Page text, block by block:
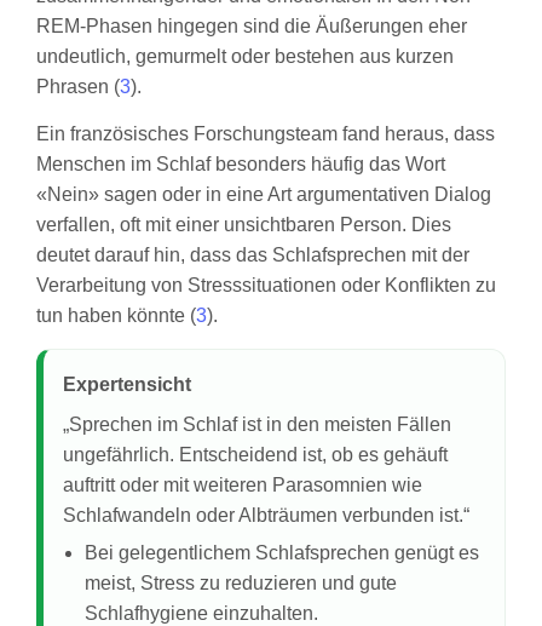
REM-Phasen hingegen sind die Äußerungen eher
undeutlich, gemurmelt oder bestehen aus kurzen
Phrasen (3).
Ein französisches Forschungsteam fand heraus, dass
Menschen im Schlaf besonders häufig das Wort
«Nein» sagen oder in eine Art argumentativen Dialog
verfallen, oft mit einer unsichtbaren Person. Dies
deutet darauf hin, dass das Schlafsprechen mit der
Verarbeitung von Stresssituationen oder Konflikten zu
tun haben könnte (3).
Expertensicht
„Sprechen im Schlaf ist in den meisten Fällen
ungefährlich. Entscheidend ist, ob es gehäuft
auftritt oder mit weiteren Parasomnien wie
Schlafwandeln oder Albträumen verbunden ist.“
Bei gelegentlichem Schlafsprechen genügt es
meist, Stress zu reduzieren und gute
Schlafhygiene einzuhalten.